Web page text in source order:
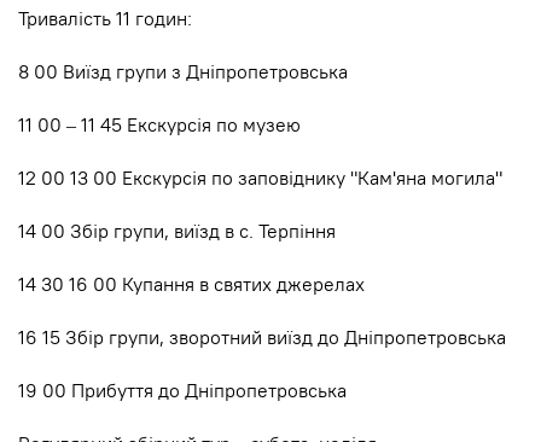
Тривалість 11 годин:
8 00 Виїзд групи з Дніпропетровська
11 00 – 11 45 Екскурсія по музею
12 00 13 00 Екскурсія по заповіднику "Кам'яна могила"
14 00 Збір групи, виїзд в с. Терпіння
14 30 16 00 Купання в святих джерелах
16 15 Збір групи, зворотний виїзд до Дніпропетровська
19 00 Прибуття до Дніпропетровська